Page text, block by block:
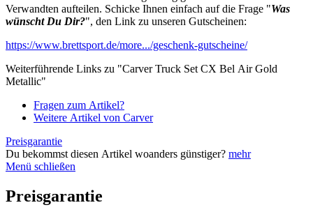
Verwandten aufteilen. Schicke Ihnen einfach auf die Frage "Was
wünscht Du Dir?", den Link zu unseren Gutscheinen:
https://www.brettsport.de/more.../geschenk-gutscheine/
Weiterführende Links zu "Carver Truck Set CX Bel Air Gold
Metallic"
Fragen zum Artikel?
Weitere Artikel von Carver
Preisgarantie
Du bekommst diesen Artikel woanders günstiger? mehr
Menü schließen
Preisgarantie